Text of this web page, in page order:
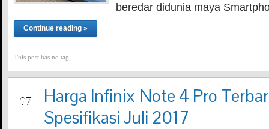
beredar didunia maya
Continue reading »
This post has no tag
07
Harga Infinix Note 4 Pro
Spesifikasi Juli 2017